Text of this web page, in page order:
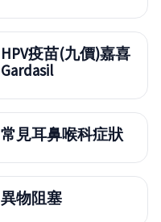
HPV疫苗(九價)嘉喜
Gardasil
常見耳鼻喉科症狀
異物阻塞